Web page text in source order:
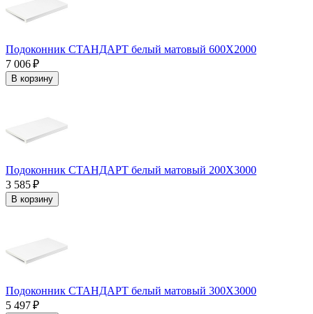
Подоконник СТАНДАРТ белый матовый 600Х2000
7 006 ₽
В корзину
Подоконник СТАНДАРТ белый матовый 200Х3000
3 585 ₽
В корзину
Подоконник СТАНДАРТ белый матовый 300Х3000
5 497 ₽